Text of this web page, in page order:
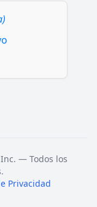
— Todos los
Privacidad